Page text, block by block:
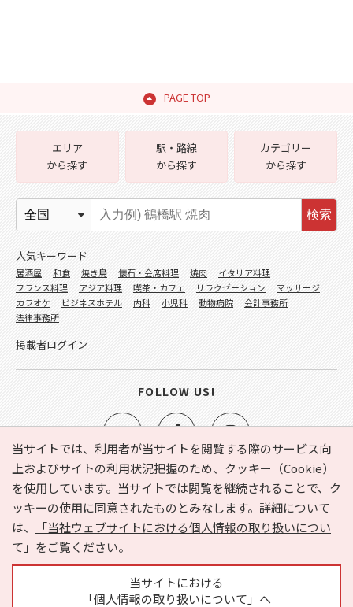
PAGE TOP
当サイトでは、利用者が当サイトを閲覧する際のサービス向
上およびサイトの利用状況把握のため、クッキー（Cookie）
を使用しています。当サイトでは閲覧を継続されることで、ク
ッキーの使用に同意されたものとみなします。詳細について
は、
「当社ウェブサイトにおける個人情報の取り扱いについ
て」 をご覧ください。
当サイトにおける
「個人情報の取り扱いについて」へ
e-NAVITA（イーナビタ）とは？ お気に入り
ヘルプ
利用規約
個人情報の取り扱いについて
運営会社
サイトマップ
広告掲載に関するお問い合わせ
エリア
から探す
駅・路線
から探す
カテゴリー
から探す
検索
人気キーワード
居酒屋 和食 焼き鳥 懐石・会席料理 焼肉
イタリア料理
フランス料理
アジア料理 喫茶・カフェ リラクゼーション
マッサージ
カラオケ
ビジネスホテル 内科 小児科 動物病院
会計事務所
法律事務所
掲載者ログイン
FOLLOW US!